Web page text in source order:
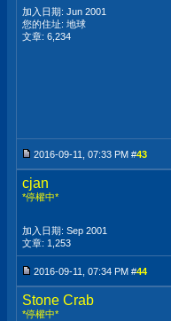
加入日期: Jun 2001
您的住址: 地球
文章: 6,234
2016-09-11, 07:33 PM #43
cjan
*停權中*
加入日期: Sep 2001
文章: 1,253
2016-09-11, 07:34 PM #44
Stone Crab
*停權中*